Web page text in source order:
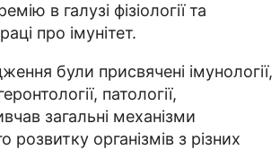
в галузі фізіології та
про імунітет.
були присвячені імунології,
патології,
загальні механізми
розвитку організмів з різних